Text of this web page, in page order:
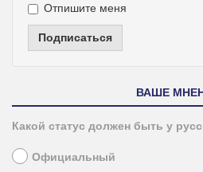
Отпишите меня
Подписаться
ВАШЕ
Какой статус должен быть у
Официальный